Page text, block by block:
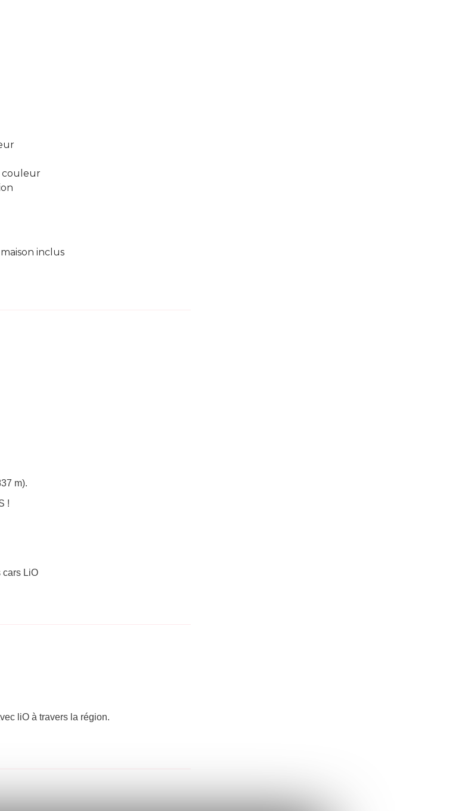
couleur
inclus
m).
!
cars LiO
liO à travers la région.